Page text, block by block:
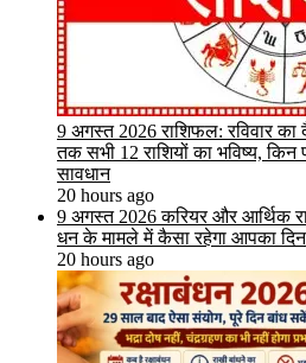
9 अगस्त 2026 राशिफल: रविवार
तक सभी 12 राशियों का भविष्य, किन
सावधान
20 hours ago
9 अगस्त 2026 करियर और आर्थिक
धन के मामले में कैसा रहेगा आपका दिन
20 hours ago